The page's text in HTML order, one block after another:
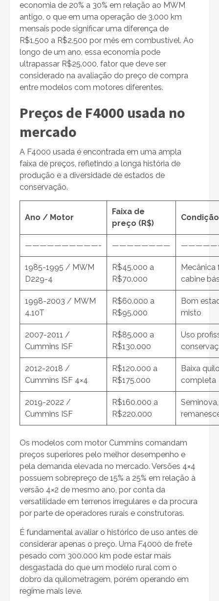
economia de 20% a 30% em relação ao MWM
antigo, o que em uma operação de 3.000 km
mensais pode significar uma diferença de
R$1.500 a R$2.500 por mês em combustível. Ao
longo de um ano, essa economia pode
ultrapassar R$25.000, fator que deve ser
considerado na avaliação do preço de compra
entre modelos com motores diferentes.
Preços de F4000 usada no
mercado
A F4000 usada é encontrada em uma ampla
faixa de preços, refletindo a longa história de
produção e a diversidade de estados de
conservação.
Ano / Motor
Faixa de
preço (R$)
——————————- ————————
1985-1995 / MWM
D229-4
R$45.000 a
R$70.000
Mecânica
cabine
1998-2003 / MWM
4.10T
R$60.000 a
R$95.000
Bom
misto
2007-2011 /
Cummins ISF
R$85.000 a
R$130.000
Uso
2012-2018 /
Cummins ISF 4×4
R$120.000 a
R$175.000
Baixa
completa
2019-2022 /
Cummins ISF
R$160.000 a
R$220.000
Os modelos com motor Cummins comandam
preços superiores pelo melhor desempenho e
pela demanda elevada no mercado. Versões 4×4
possuem sobrepreço de 15% a 25% em relação à
versão 4×2 de mesmo ano, por conta da
versatilidade em terrenos irregulares e da procura
por parte de operadores rurais e construtoras.
É fundamental avaliar o histórico de uso antes de
considerar apenas o preço. Uma F4000 de frete
pesado com 300.000 km pode estar mais
desgastada do que um modelo rural com o
dobro da quilometragem, porém operando em
regime mais leve.